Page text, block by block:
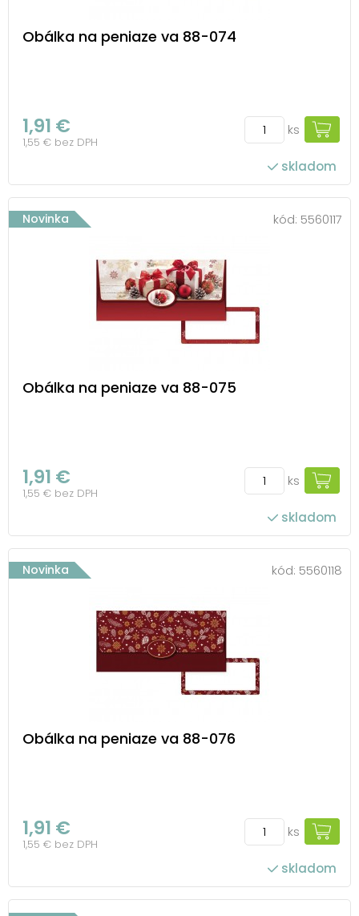
Obálka na peniaze va 88-074
1,91 €
1,55 € bez DPH
ks
skladom
Novinka kód: 5560117
Obálka na peniaze va 88-075
1,91 €
1,55 € bez DPH
ks
skladom
Novinka kód: 5560118
Obálka na peniaze va 88-076
1,91 €
1,55 € bez DPH
ks
skladom